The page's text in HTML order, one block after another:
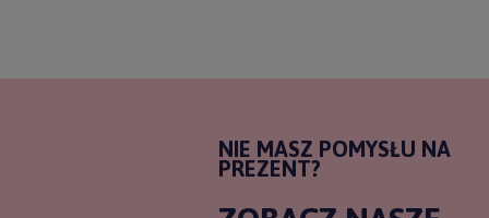
NIE MASZ POMYSŁU NA
PREZENT?